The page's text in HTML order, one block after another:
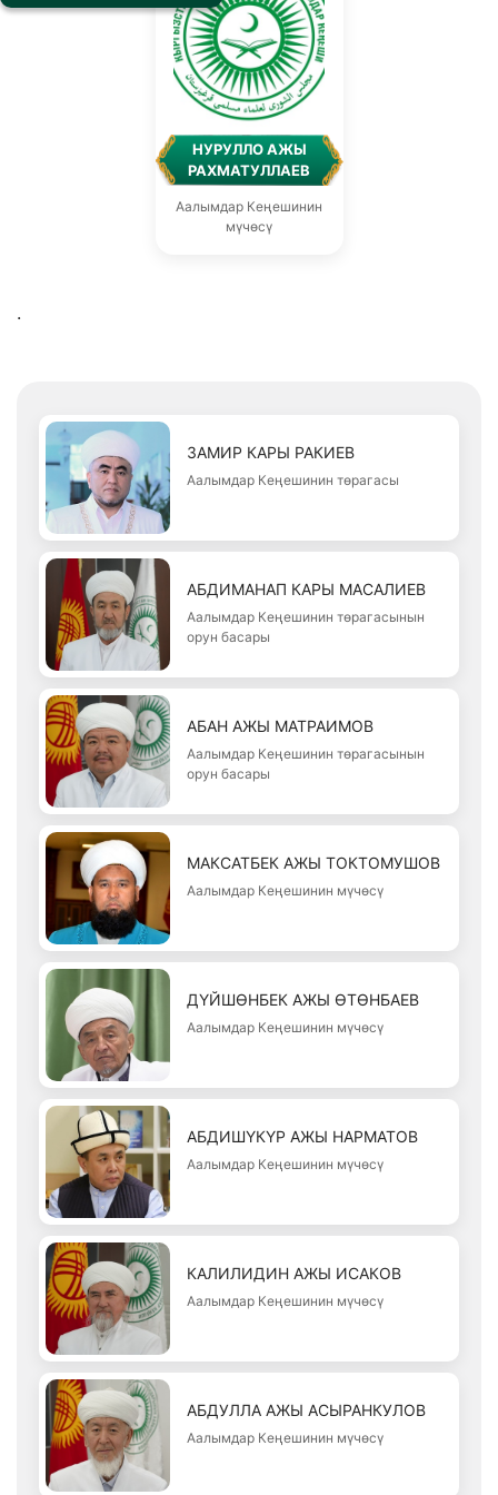
НУРУЛЛО АЖЫ
РАХМАТУЛЛАЕВ
Аалымдар Кеңешинин
мүчөсү
.
ЗАМИР КАРЫ РАКИЕВ
Аалымдар Кеңешинин төрагасы
АБДИМАНАП КАРЫ МАСАЛИЕВ
Аалымдар Кеңешинин төрагасынын
орун басары
АБАН АЖЫ МАТРАИМОВ
Аалымдар Кеңешинин төрагасынын
орун басары
МАКСАТБЕК АЖЫ ТОКТОМУШОВ
Аалымдар Кеңешинин мүчөсү
ДҮЙШӨНБЕК АЖЫ ӨТӨНБАЕВ
Аалымдар Кеңешинин мүчөсү
АБДИШҮКҮР АЖЫ НАРМАТОВ
Аалымдар Кеңешинин мүчөсү
КАЛИЛИДИН АЖЫ ИСАКОВ
Аалымдар Кеңешинин мүчөсү
АБДУЛЛА АЖЫ АСЫРАНКУЛОВ
Аалымдар Кеңешинин мүчөсү